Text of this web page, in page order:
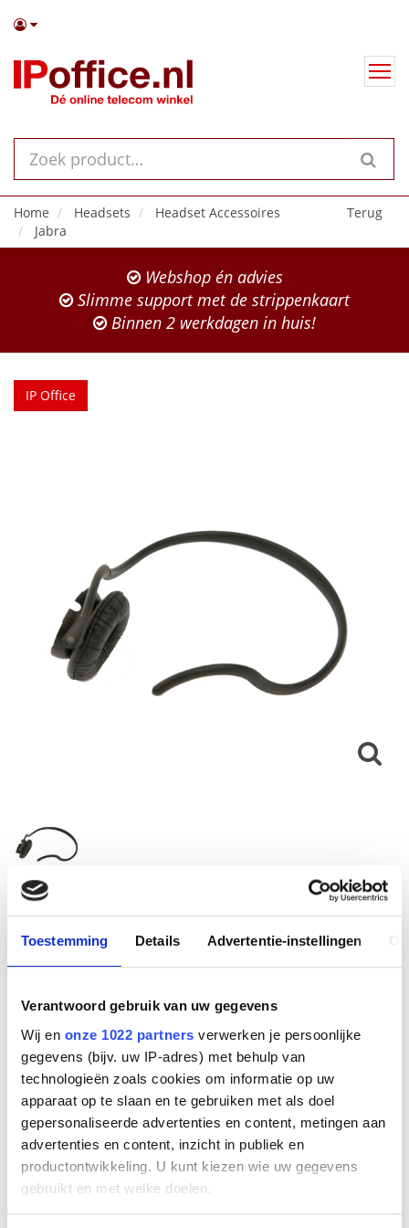
Toestemming Details Advertentie-instellingen
Verantwoord gebruik van uw gegevens
Wij en onze 1022 partners verwerken je persoonlijke
gegevens (bijv. uw IP-adres) met behulp van
technologieën zoals cookies om informatie op uw
apparaat op te slaan en te gebruiken met als doel
gepersonaliseerde advertenties en content, metingen aan
advertenties en content, inzicht in publiek en
productontwikkeling. U kunt kiezen wie uw gegevens
gebruikt en met welke doelen.
Terug
Home Headsets
Headset Accessoires
Jabra
Webshop én advies
Slimme support met de strippenkaart
Binnen 2 werkdagen in huis!
IP Office
Neckband for GN2100
(right)
Productnummer
14121-11
EAN code
5706991007497
Bruto advies prijs
€ 34,00 (€ 41,14 incl.btw)
€21,16 (€ 25,60 incl.btw)